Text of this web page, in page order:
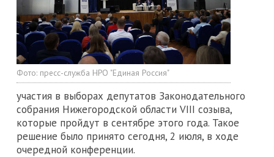
Фото: пресс-служба НРО "Единая Россия"
участия в выборах депутатов Законодательного
собрания Нижегородской области VIII созыва,
которые пройдут в сентябре этого года. Такое
решение было принято сегодня, 2 июля, в ходе
очередной конференции.